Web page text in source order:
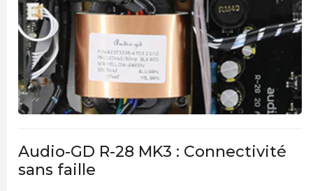
Audio-GD R-28 MK3 : Connectivité
sans faille